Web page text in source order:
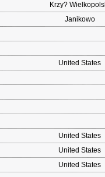
Krzy?
Janikowo
United States
United States
United States
United States